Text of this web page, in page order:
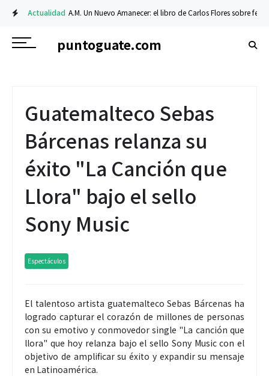
Actualidad A.M. Un Nuevo Amanecer: el libro de Carlos Flores sobre fe y
puntoguate.com
Guatemalteco Sebas
Bárcenas relanza su
éxito "La Canción que
Llora" bajo el sello
Sony Music
Espectáculos
El talentoso artista guatemalteco Sebas Bárcenas ha
logrado capturar el corazón de millones de personas
con su emotivo y conmovedor single "La canción que
llora" que hoy relanza bajo el sello Sony Music con el
objetivo de amplificar su éxito y expandir su mensaje
en Latinoamérica.